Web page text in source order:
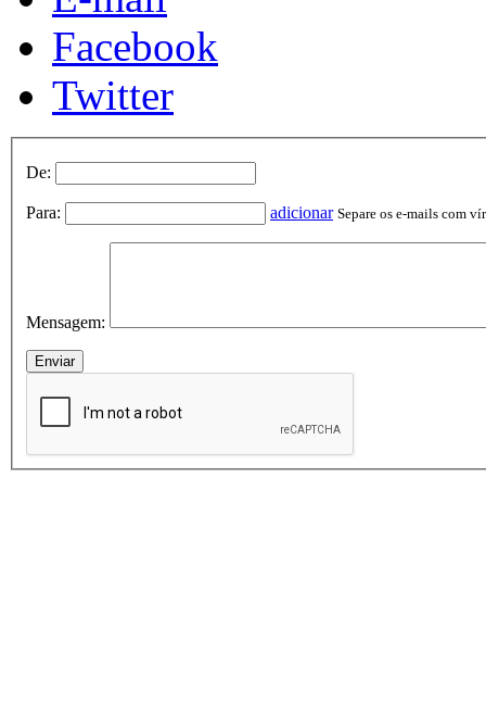
Facebook
Twitter
De:
Para: adicionar Separe os e-mails com
Mensagem: